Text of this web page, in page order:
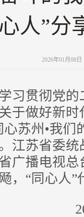
心人”分
2026年01月08
贯彻党的
于做好新
心苏州•我
江苏省委
广播电视
，“同心人